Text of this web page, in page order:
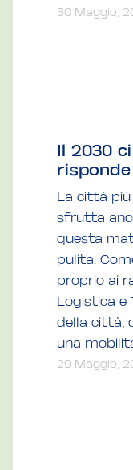
30 Maggio,
Il 2030
La città
sfrutta
questa
pulita.
proprio ai
Logistica e
della città,
una
29 Maggio,